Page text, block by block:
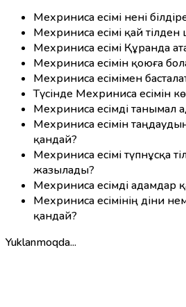
Мехриниса есімі нені
Мехриниса есімі қай
Мехриниса есімі Құранда
Мехриниса есімін қоюға
Мехриниса есімімен
Түсінде Мехриниса есімін
Мехриниса есімді танымал
Мехриниса есімін
қандай?
Мехриниса есімі түпнұсқа
жазылады?
Мехриниса есімді адамдар
Мехриниса есімінің діни
қандай?
Yuklanmoqda...